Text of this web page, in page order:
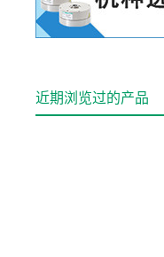
近期浏览过的产品